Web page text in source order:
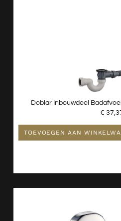
Doblar Inbouwdeel
€
TOEVOEGEN AAN